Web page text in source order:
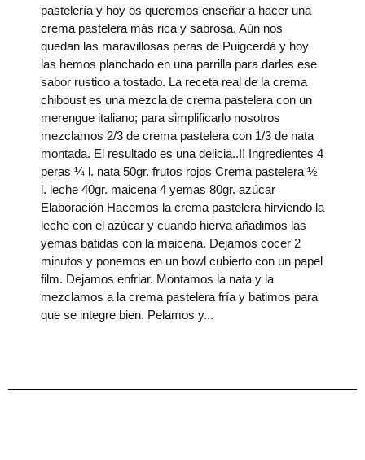
pastelería y hoy os queremos enseñar a hacer una
crema pastelera más rica y sabrosa. Aún nos
quedan las maravillosas peras de Puigcerdá y hoy
las hemos planchado en una parrilla para darles ese
sabor rustico a tostado. La receta real de la crema
chiboust es una mezcla de crema pastelera con un
merengue italiano; para simplificarlo nosotros
mezclamos 2/3 de crema pastelera con 1/3 de nata
montada. El resultado es una delicia..!! Ingredientes 4
peras ¼ l. nata 50gr. frutos rojos Crema pastelera ½
l. leche 40gr. maicena 4 yemas 80gr. azúcar
Elaboración Hacemos la crema pastelera hirviendo la
leche con el azúcar y cuando hierva añadimos las
yemas batidas con la maicena. Dejamos cocer 2
minutos y ponemos en un bowl cubierto con un papel
film. Dejamos enfriar. Montamos la nata y la
mezclamos a la crema pastelera fría y batimos para
que se integre bien. Pelamos y